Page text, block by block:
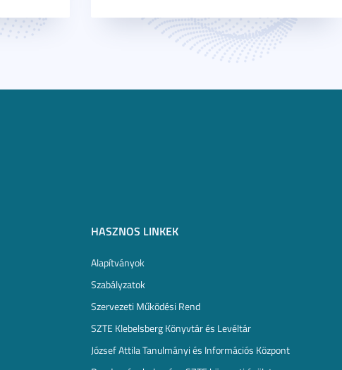
HASZNOS LINKEK
Alapítványok
Szabályzatok
Szervezeti Működési Rend
SZTE Klebelsberg Könyvtár és Levéltár
József Attila Tanulmányi és Információs Központ